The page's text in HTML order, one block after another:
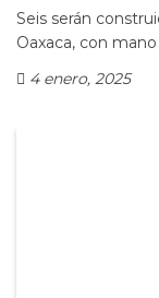
Seis serán
Oaxaca, con
4 enero, 2025